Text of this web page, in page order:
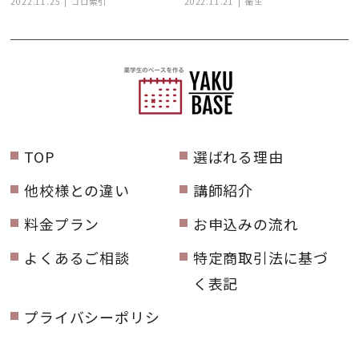
TOP
選ばれる理由
他校様との違い
講師紹介
料金プラン
お申込みの流れ
よくあるご相談
特定商取引法に基づ
く表記
プライバシーポリシ